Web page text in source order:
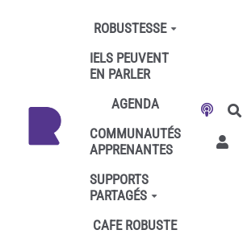
Aller au contenu principal
ROBUSTESSE
IELS PEUVENT
EN PARLER
AGENDA
COMMUNAUTÉS
APPRENANTES
SUPPORTS
PARTAGÉS
CAFE ROBUSTE